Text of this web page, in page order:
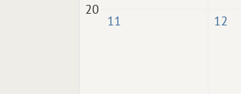
20
11 12